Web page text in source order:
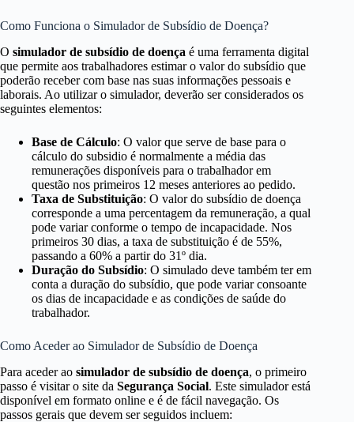
Como Funciona o Simulador de Subsídio de Doença?
O simulador de subsídio de doença é uma ferramenta digital
que permite aos trabalhadores estimar o valor do subsídio que
poderão receber com base nas suas informações pessoais e
laborais. Ao utilizar o simulador, deverão ser considerados os
seguintes elementos:
Base de Cálculo: O valor que serve de base para o
cálculo do subsidio é normalmente a média das
remunerações disponíveis para o trabalhador em
questão nos primeiros 12 meses anteriores ao pedido.
Taxa de Substituição: O valor do subsídio de doença
corresponde a uma percentagem da remuneração, a qual
pode variar conforme o tempo de incapacidade. Nos
primeiros 30 dias, a taxa de substituição é de 55%,
passando a 60% a partir do 31º dia.
Duração do Subsídio: O simulado deve também ter em
conta a duração do subsídio, que pode variar consoante
os dias de incapacidade e as condições de saúde do
trabalhador.
Como Aceder ao Simulador de Subsídio de Doença
Para aceder ao simulador de subsídio de doença, o primeiro
passo é visitar o site da Segurança Social. Este simulador está
disponível em formato online e é de fácil navegação. Os
passos gerais que devem ser seguidos incluem: